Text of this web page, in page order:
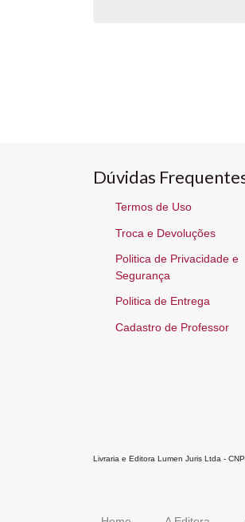
Dúvidas
Termos de Uso
Troca e Devoluções
Politica de Privacidade e
Segurança
Politica de Entrega
Cadastro de Professor
Livraria e Editora Lumen Juris Ltda -